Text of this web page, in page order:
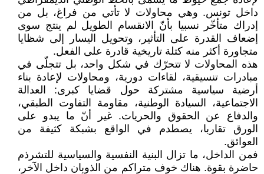
داخل تونس. وهي محاولات لا تأتي من فراغ، بل من
إدراك متأخّر نسبيا بأنّ الانقسام الطويل لم ينتج سوى
إضعاف القدرة على التأثير، وتحويل اليسار إلى شظايا
متجاورة أكثر منه كتلة تاريخية قادرة على الفعل.
هذه المحاولات لا تتحرّك في شكل واحد، بل تتجلّى في
مبادرات تنسيقية، لقاءات دورية، ومحاولات لإعادة بناء
أرضية سياسية مشتركة حول قضايا كبرى: العدالة
الاجتماعية، السيادة الوطنية، مقاومة التفاوت الطبقي،
والدفاع عن الحقوق والحريات. غير أنّ ما يبدو على
الورق تقاربا، يصطدم في الواقع بشبكة كثيفة من
العوائق.
فمن الداخل، ما تزال البنية النفسية والسياسية للتشرذم
حاضرة بقوة. هناك خوف متراكم من الذوبان داخل الآخر،